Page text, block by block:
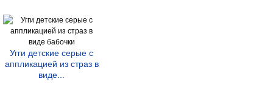
Угги детские серые с
аппликацией из страз в
виде...